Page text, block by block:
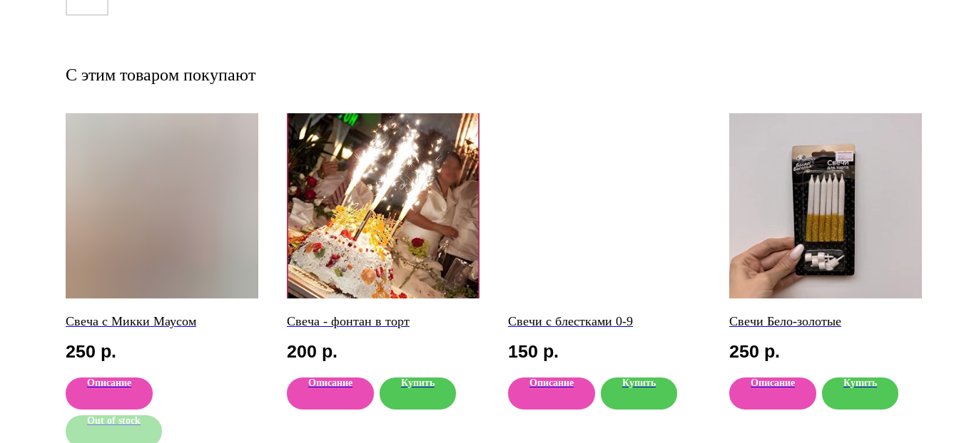
С этим товаром покупают
Свеча с Микки Маусом
250 р.
Описание
Out of stock
Свеча - фонтан в торт
200 р.
Описание Купить
Свечи с блестками 0-9
150 р.
Описание Купить
Свечи Бело-золотые
250 р.
Описание Купить